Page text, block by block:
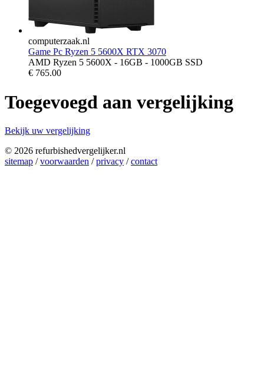
computerzaak.nl
Game Pc Ryzen 5 5600X RTX 3070
AMD Ryzen 5 5600X - 16GB - 1000GB SSD
€ 765.00
Toegevoegd aan vergelijking
Bekijk uw vergelijking
© 2026 refurbishedvergelijker.nl
sitemap /voorwaarden /privacy /contact